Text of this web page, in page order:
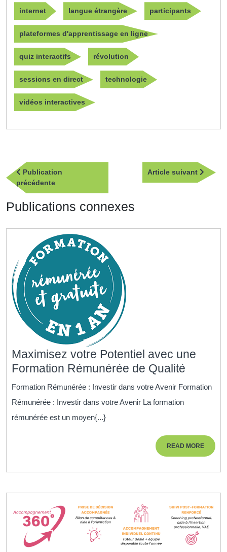
internet langue étrangère participants
plateformes d'apprentissage en ligne
quiz interactifs révolution
sessions en direct technologie
vidéos interactives
Navigation
de
l’article
Publication
précédentePublication
précédente
Article suivant
Article
Publications connexes
Maximisez votre Potentiel avec une
Formation Rémunérée de Qualité
votre
Formation Rémunérée : Investir dans votre Avenir Formation
Rémunérée : Investir dans votre Avenir La formation
rémunérée est un moyen{...}
READ MOREREAD
MORE